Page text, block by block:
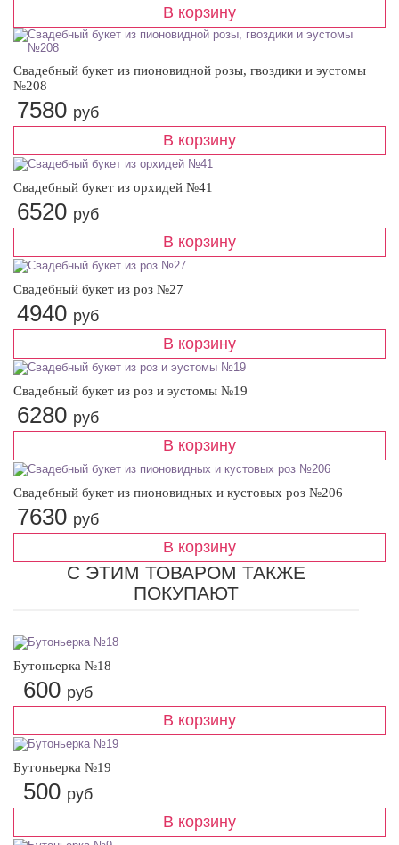
Свадебный букет из пионовидной розы, гвоздики и эустомы
№208
7580 руб
Свадебный букет из орхидей №41
6520 руб
Свадебный букет из роз №27
4940 руб
Свадебный букет из роз и эустомы №19
6280 руб
Свадебный букет из пионовидных и кустовых роз №206
7630 руб
C ЭТИМ ТОВАРОМ ТАКЖЕ
ПОКУПАЮТ
Бутоньерка №18
600 руб
Бутоньерка №19
500 руб